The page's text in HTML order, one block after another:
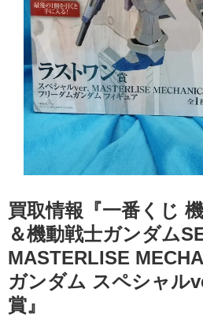
買取情報『一番くじ
＆機動戦士ガンダム
MASTERLISE
ガンダム ​スペシャル
賞』